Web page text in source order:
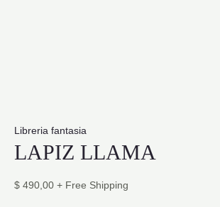
Libreria fantasia
LAPIZ LLAMA
$ 490,00 + Free Shipping